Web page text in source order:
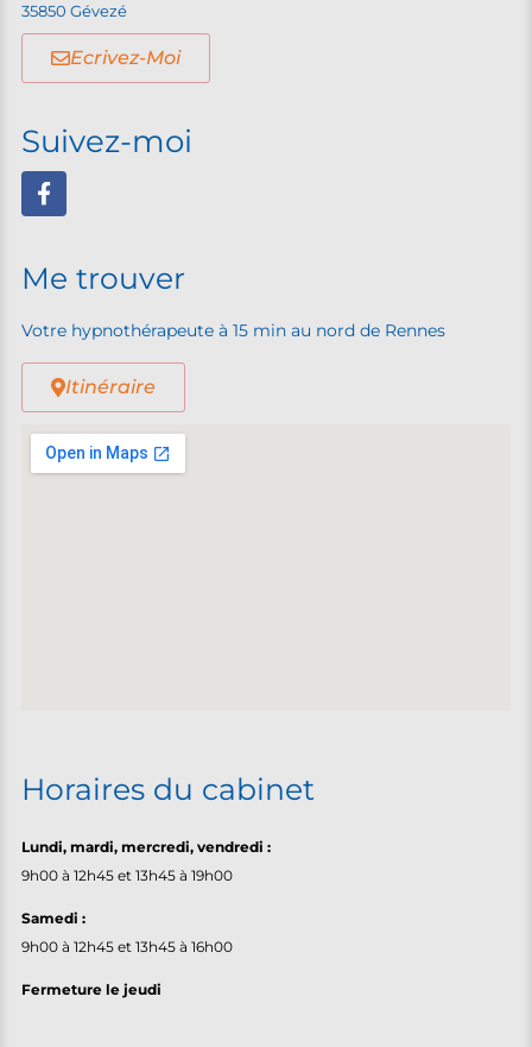
35850 Gévezé
Ecrivez-Moi
Suivez-moi
Me trouver
Votre hypnothérapeute à 15 min au nord de Rennes
Itinéraire
Horaires du cabinet
Lundi, mardi, mercredi, vendredi :
9h00 à 12h45 et 13h45 à 19h00
Samedi :
9h00 à 12h45 et 13h45 à 16h00
Fermeture le jeudi